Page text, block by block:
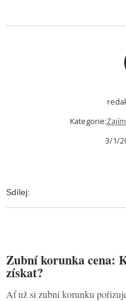
Kategorie:
3/1/
Sdílej:
Zubní korunka cena:
získat?
Ať už si zubní korunku